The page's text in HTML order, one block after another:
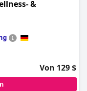
bereit.
&
Von 129 $